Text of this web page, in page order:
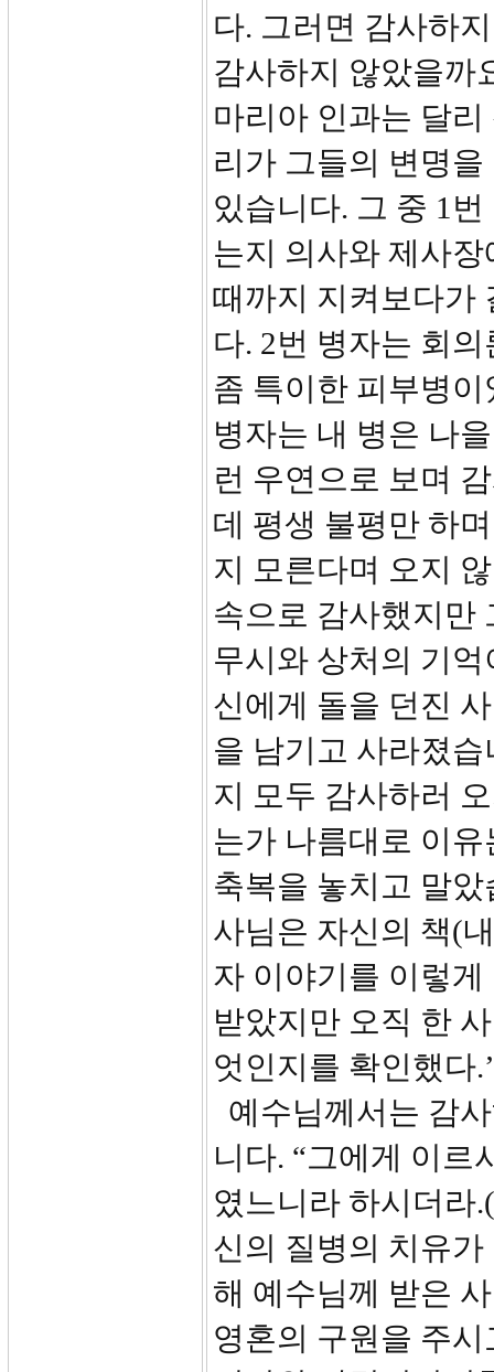
다. 그러면 감사하
감사하지 않았을까
마리아 인과는 달
리가 그들의 변명
있습니다. 그 중 1
는지 의사와 제사
때까지 지켜보다가
다. 2번 병자는 회
좀 특이한 피부병
병자는 내 병은 나
런 우연으로 보며
데 평생 불평만 하
지 모른다며 오지
속으로 감사했지만
무시와 상처의 기
신에게 돌을 던진
을 남기고 사라졌
지 모두 감사하러
는가 나름대로 이
축복을 놓치고 말
사님은 자신의 책(
자 이야기를 이렇
받았지만 오직 한
엇인지를 확인했다.’
예수님께서는 감
니다. “그에게 이르
였느니라 하시더라
신의 질병의 치유
해 예수님께 받은
영혼의 구원을 주